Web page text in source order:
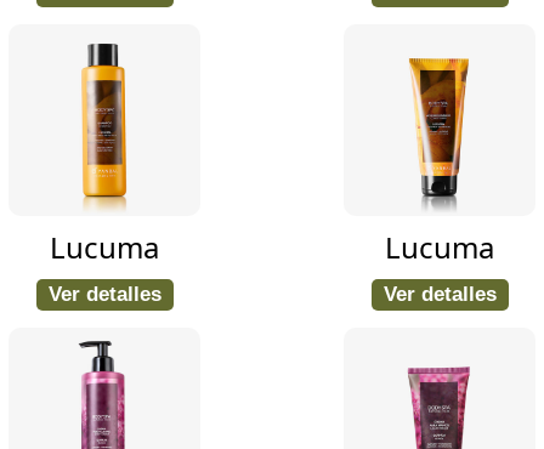
Lucuma
Ver detalles
Lucuma
Ver detalles